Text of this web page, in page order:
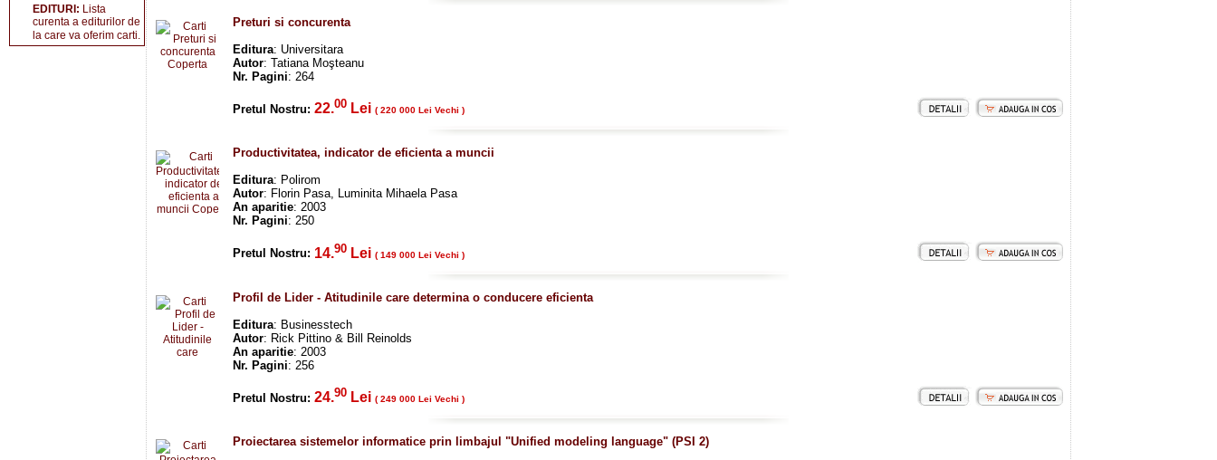
Preturi si concurenta
Editura: Universitara
Autor: Tatiana Moşteanu
Nr. Pagini: 264
Pretul Nostru: 22.00 Lei ( 220 000 Lei Vechi )
Productivitatea, indicator de eficienta a muncii
Editura: Polirom
Autor: Florin Pasa, Luminita Mihaela Pasa
An aparitie: 2003
Nr. Pagini: 250
Pretul Nostru: 14.90 Lei ( 149 000 Lei Vechi )
Profil de Lider - Atitudinile care determina o conducere eficienta
Editura: Businesstech
Autor: Rick Pittino & Bill Reinolds
An aparitie: 2003
Nr. Pagini: 256
Pretul Nostru: 24.90 Lei ( 249 000 Lei Vechi )
Proiectarea sistemelor informatice prin limbajul "Unified modeling language" (PSI 2)
EDITURI: Lista
curenta a editurilor de
la care va oferim carti.